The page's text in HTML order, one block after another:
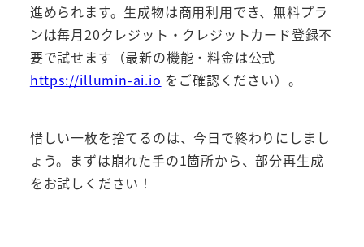
進められます。生成物は商用利用でき、無料プラ
ンは毎月20クレジット・クレジットカード登録不
要で試せます（最新の機能・料金は公式
https://illumin-ai.io をご確認ください）。
惜しい一枚を捨てるのは、今日で終わりにしまし
ょう。まずは崩れた手の1箇所から、部分再生成
をお試しください！